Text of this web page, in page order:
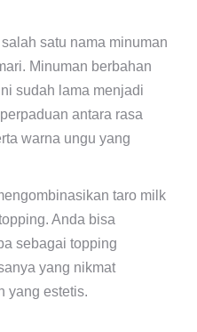
satu nama minuman
Minuman berbahan
sudah lama menjadi
antara rasa
warna ungu yang
taro milk
Anda bisa
sebagai topping
yang nikmat
yang estetis.